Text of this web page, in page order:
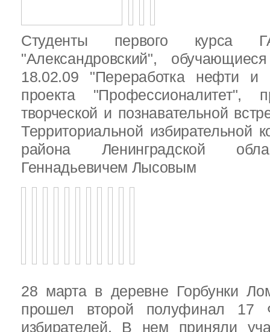
Студенты первого
"Александровский",
18.02.09 "Переработка нефти и
проекта "Профессионалитет",
творческой и познавательной
Территориальной избирательной
района Ленинградской
Геннадьевичем Лысовым
28 марта в деревне Горбунки
прошел второй полуфинал 17
избирателей. В нем приняли